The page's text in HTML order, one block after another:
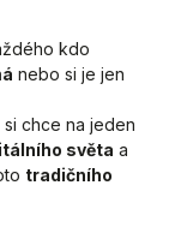
kdo
nebo si je jen
chce na jeden
světa a
tradičního